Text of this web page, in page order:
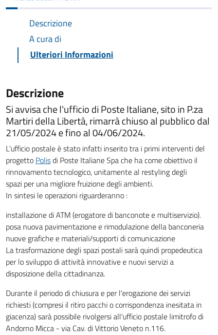
Descrizione
A cura di
Ulteriori Informazioni
Descrizione
Si avvisa che l'ufficio di Poste Italiane, sito in P.za
Martiri della Libertà, rimarrà chiuso al pubblico dal
21/05/2024 e fino al 04/06/2024.
L'ufficio postale è stato infatti inserito tra i primi interventi del
progetto Polisdi Poste Italiane Spa che ha come obiettivo il
rinnovamento tecnologico, unitamente al restyling degli
spazi per una migliore fruizione degli ambienti.
In sintesi le operazioni riguarderanno :
installazione di ATM (erogatore di banconote e multiservizio).
posa nuova pavimentazione e rimodulazione della banconeria
nuove grafiche e materiali/supporti di comunicazione
La trasformazione degli spazi postali sarà quindi propedeutica
per lo sviluppo di attività innovative e nuovi servizi a
disposizione della cittadinanza.
Durante il periodo di chiusura e per l'erogazione dei servizi
richiesti (compresi il ritiro pacchi o corrispondenza inesitata in
giacenza) sarà possibile rivolgersi all'ufficio postale limitrofo di
Andorno Micca - via Cav. di Vittorio Veneto n.116.